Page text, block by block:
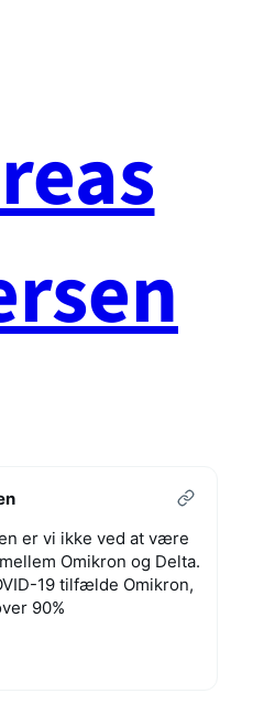
er vi ikke ved at være
Omikron og Delta.
19 tilfælde Omikron,
90%